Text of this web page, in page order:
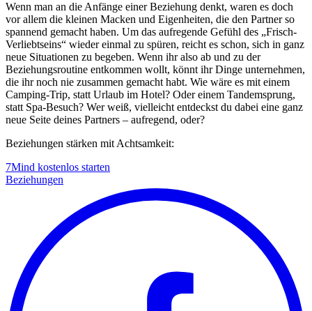
Wenn man an die Anfänge einer Beziehung denkt, waren es doch
vor allem die kleinen Macken und Eigenheiten, die den Partner so
spannend gemacht haben. Um das aufregende Gefühl des „Frisch-
Verliebtseins“ wieder einmal zu spüren, reicht es schon, sich in ganz
neue Situationen zu begeben. Wenn ihr also ab und zu der
Beziehungsroutine entkommen wollt, könnt ihr Dinge unternehmen,
die ihr noch nie zusammen gemacht habt. Wie wäre es mit einem
Camping-Trip, statt Urlaub im Hotel? Oder einem Tandemsprung,
statt Spa-Besuch? Wer weiß, vielleicht entdeckst du dabei eine ganz
neue Seite deines Partners – aufregend, oder?
Beziehungen stärken mit Achtsamkeit:
7Mind kostenlos starten
Beziehungen